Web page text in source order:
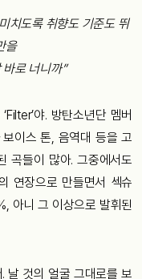
치도록 취향도 기준도 뛰
을
로 너니까”
야. 방탄소년단 멤버
이스 톤, 음역대 등을 고
곡들이 많아. 그중에서도
연장으로 만들면서 섹슈
아니 그 이상으로 발휘된
날 것의 얼굴 그대로를 보